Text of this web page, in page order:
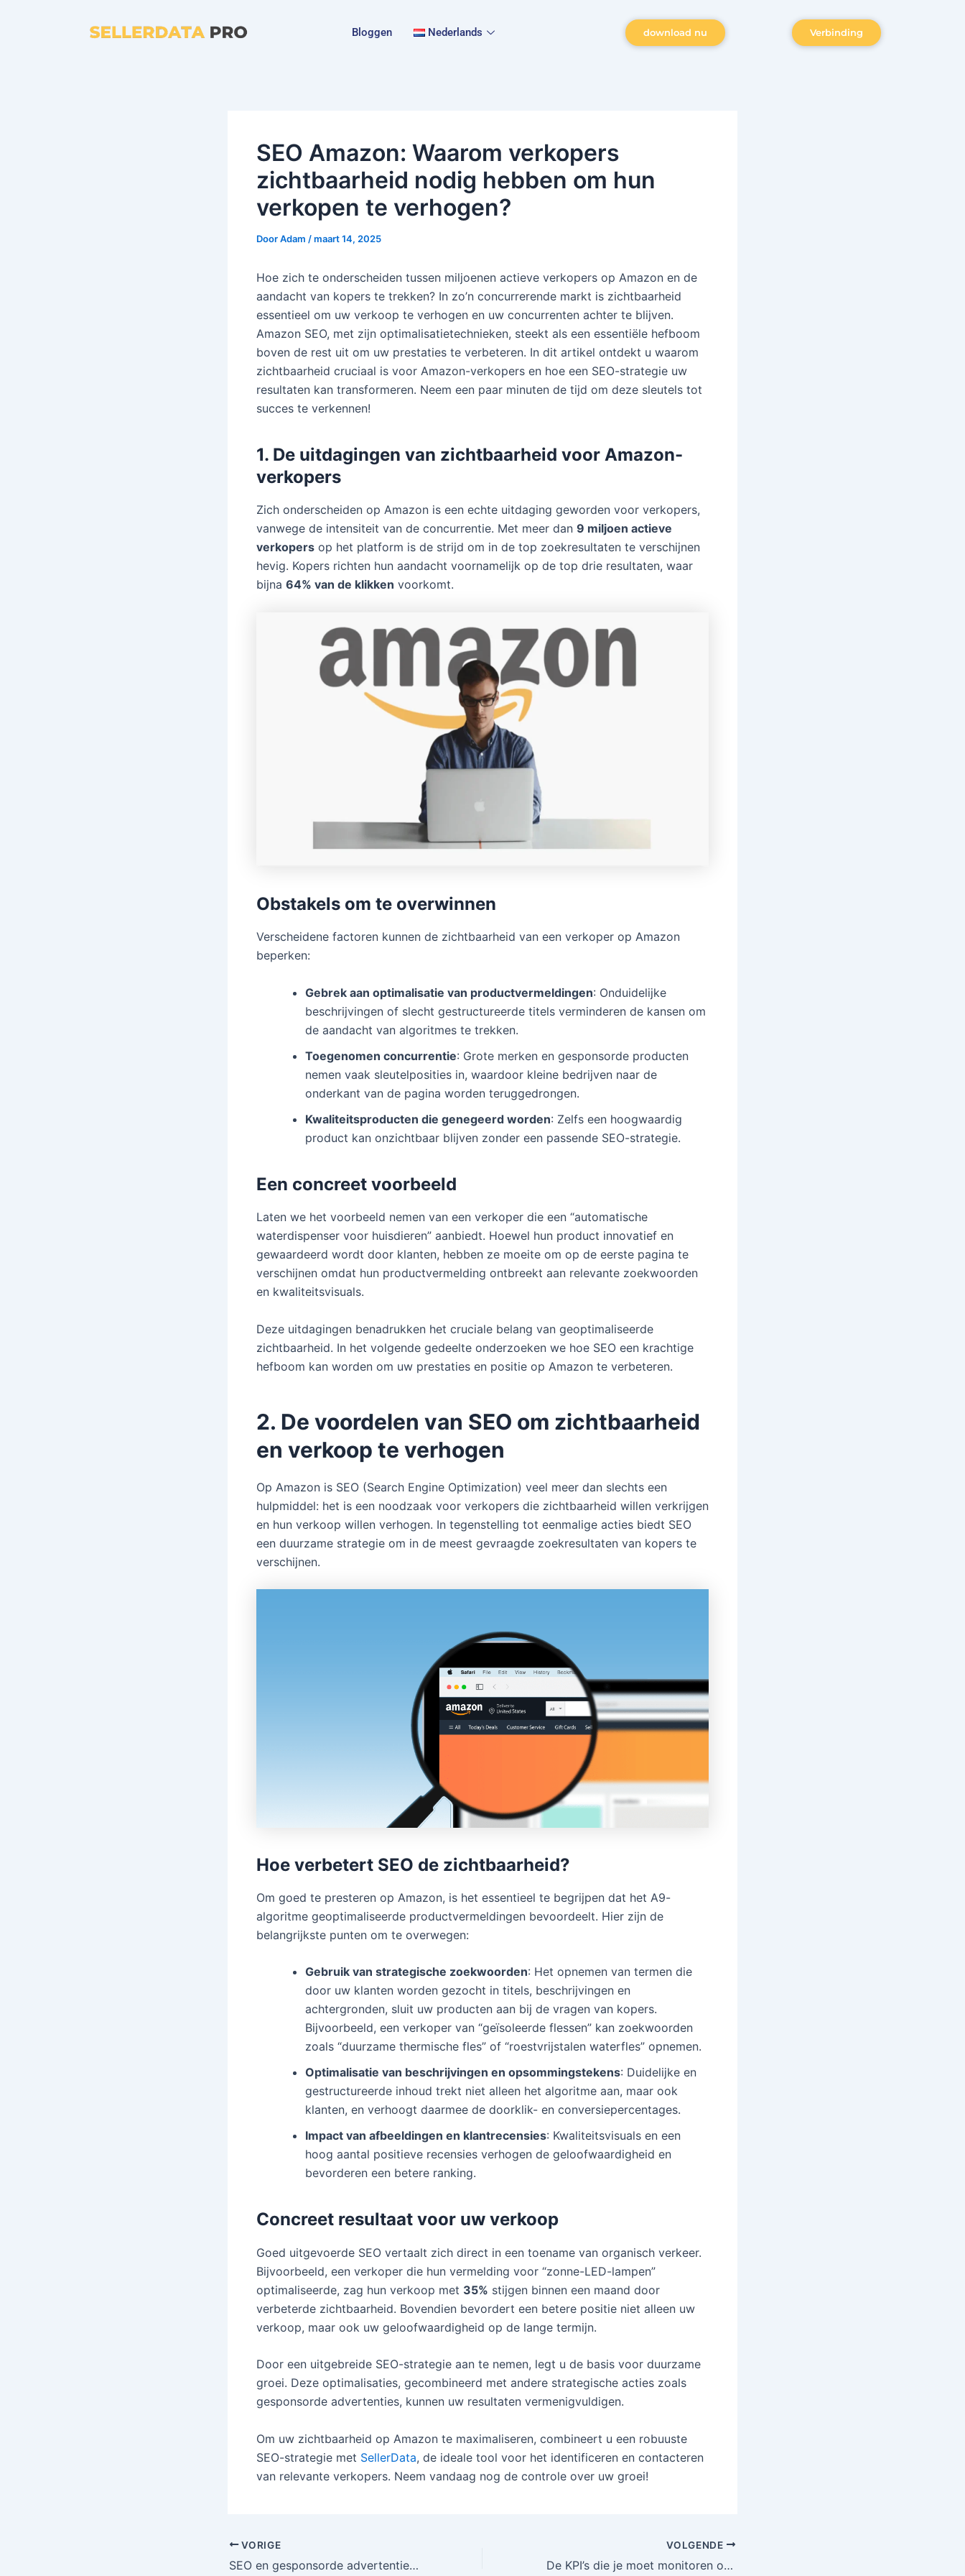
Bloggen Nederlands download nu Verbinding
SEO Amazon: Waarom verkopers
zichtbaarheid nodig hebben om hun
verkopen te verhogen?
DoorAdam /maart 14, 2025
Hoe zich te onderscheiden tussen miljoenen actieve verkopers op Amazon en de
aandacht van kopers te trekken? In zo’n concurrerende markt is zichtbaarheid
essentieel om uw verkoop te verhogen en uw concurrenten achter te blijven.
Amazon SEO, met zijn optimalisatietechnieken, steekt als een essentiële hefboom
boven de rest uit om uw prestaties te verbeteren. In dit artikel ontdekt u waarom
zichtbaarheid cruciaal is voor Amazon-verkopers en hoe een SEO-strategie uw
resultaten kan transformeren. Neem een paar minuten de tijd om deze sleutels tot
succes te verkennen!
1. De uitdagingen van zichtbaarheid voor Amazon-
verkopers
Zich onderscheiden op Amazon is een echte uitdaging geworden voor verkopers,
vanwege de intensiteit van de concurrentie. Met meer dan 9 miljoen actieve
verkopers op het platform is de strijd om in de top zoekresultaten te verschijnen
hevig. Kopers richten hun aandacht voornamelijk op de top drie resultaten, waar
bijna 64% van de klikken voorkomt.
Obstakels om te overwinnen
Verscheidene factoren kunnen de zichtbaarheid van een verkoper op Amazon
beperken:
Gebrek aan optimalisatie van productvermeldingen: Onduidelijke
beschrijvingen of slecht gestructureerde titels verminderen de kansen om
de aandacht van algoritmes te trekken.
Toegenomen concurrentie: Grote merken en gesponsorde producten
nemen vaak sleutelposities in, waardoor kleine bedrijven naar de
onderkant van de pagina worden teruggedrongen.
Kwaliteitsproducten die genegeerd worden: Zelfs een hoogwaardig
product kan onzichtbaar blijven zonder een passende SEO-strategie.
Een concreet voorbeeld
Laten we het voorbeeld nemen van een verkoper die een “automatische
waterdispenser voor huisdieren” aanbiedt. Hoewel hun product innovatief en
gewaardeerd wordt door klanten, hebben ze moeite om op de eerste pagina te
verschijnen omdat hun productvermelding ontbreekt aan relevante zoekwoorden
en kwaliteitsvisuals.
Deze uitdagingen benadrukken het cruciale belang van geoptimaliseerde
zichtbaarheid. In het volgende gedeelte onderzoeken we hoe SEO een krachtige
hefboom kan worden om uw prestaties en positie op Amazon te verbeteren.
2. De voordelen van SEO om zichtbaarheid
en verkoop te verhogen
Op Amazon is SEO (Search Engine Optimization) veel meer dan slechts een
hulpmiddel: het is een noodzaak voor verkopers die zichtbaarheid willen verkrijgen
en hun verkoop willen verhogen. In tegenstelling tot eenmalige acties biedt SEO
een duurzame strategie om in de meest gevraagde zoekresultaten van kopers te
verschijnen.
Hoe verbetert SEO de zichtbaarheid?
Om goed te presteren op Amazon, is het essentieel te begrijpen dat het A9-
algoritme geoptimaliseerde productvermeldingen bevoordeelt. Hier zijn de
belangrijkste punten om te overwegen:
Gebruik van strategische zoekwoorden: Het opnemen van termen die
door uw klanten worden gezocht in titels, beschrijvingen en
achtergronden, sluit uw producten aan bij de vragen van kopers.
Bijvoorbeeld, een verkoper van “geïsoleerde flessen” kan zoekwoorden
zoals “duurzame thermische fles” of “roestvrijstalen waterfles” opnemen.
Optimalisatie van beschrijvingen en opsommingstekens: Duidelijke en
gestructureerde inhoud trekt niet alleen het algoritme aan, maar ook
klanten, en verhoogt daarmee de doorklik- en conversiepercentages.
Impact van afbeeldingen en klantrecensies: Kwaliteitsvisuals en een
hoog aantal positieve recensies verhogen de geloofwaardigheid en
bevorderen een betere ranking.
Concreet resultaat voor uw verkoop
Goed uitgevoerde SEO vertaalt zich direct in een toename van organisch verkeer.
Bijvoorbeeld, een verkoper die hun vermelding voor “zonne-LED-lampen”
optimaliseerde, zag hun verkoop met 35% stijgen binnen een maand door
verbeterde zichtbaarheid. Bovendien bevordert een betere positie niet alleen uw
verkoop, maar ook uw geloofwaardigheid op de lange termijn.
Door een uitgebreide SEO-strategie aan te nemen, legt u de basis voor duurzame
groei. Deze optimalisaties, gecombineerd met andere strategische acties zoals
gesponsorde advertenties, kunnen uw resultaten vermenigvuldigen.
Om uw zichtbaarheid op Amazon te maximaliseren, combineert u een robuuste
SEO-strategie met SellerData, de ideale tool voor het identificeren en contacteren
van relevante verkopers. Neem vandaag nog de controle over uw groei!
VORIGE
SEO en gesponsorde advertenties combineren: een winnende strategie voor Amazon-verkopers
VOLGENDE
De KPI’s die je moet monitoren om de effectiviteit van je SEO-diensten aan Amazon-verkopers te bewijzen